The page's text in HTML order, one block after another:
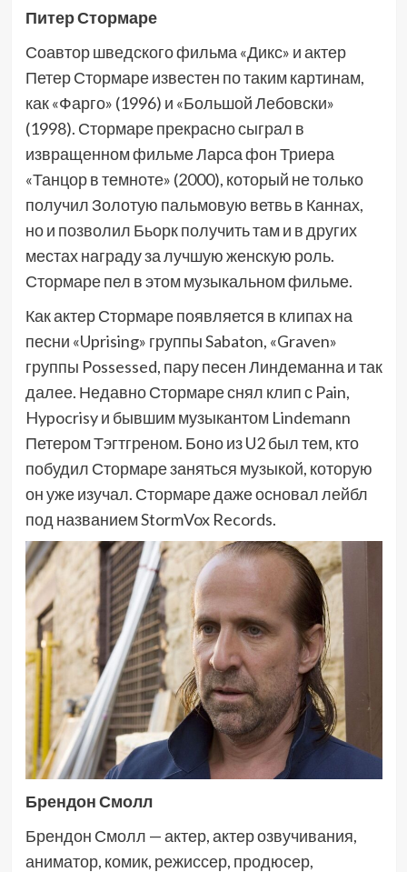
Питер Стормаре
Соавтор шведского фильма «Дикс» и актер
Петер Стормаре известен по таким картинам,
как «Фарго» (1996) и «Большой Лебовски»
(1998). Стормаре прекрасно сыграл в
извращенном фильме Ларса фон Триера
«Танцор в темноте» (2000), который не только
получил Золотую пальмовую ветвь в Каннах,
но и позволил Бьорк получить там и в других
местах награду за лучшую женскую роль.
Стормаре пел в этом музыкальном фильме.
Как актер Стормаре появляется в клипах на
песни «Uprising» группы Sabaton, «Graven»
группы Possessed, пару песен Линдеманна и так
далее. Недавно Стормаре снял клип с Pain,
Hypocrisy и бывшим музыкантом Lindemann
Петером Тэгтгреном. Боно из U2 был тем, кто
побудил Стормаре заняться музыкой, которую
он уже изучал. Стормаре даже основал лейбл
под названием StormVox Records.
Брендон Смолл
Брендон Смолл — актер, актер озвучивания,
аниматор, комик, режиссер, продюсер,